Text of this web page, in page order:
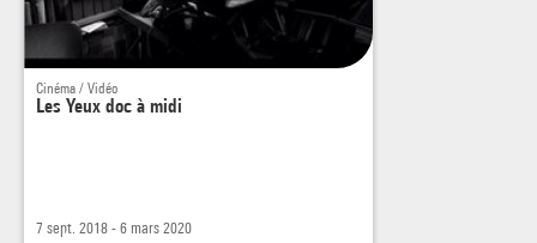
Cinéma / Vidéo
Les Yeux doc à midi
7 sept. 2018 - 6 mars 2020